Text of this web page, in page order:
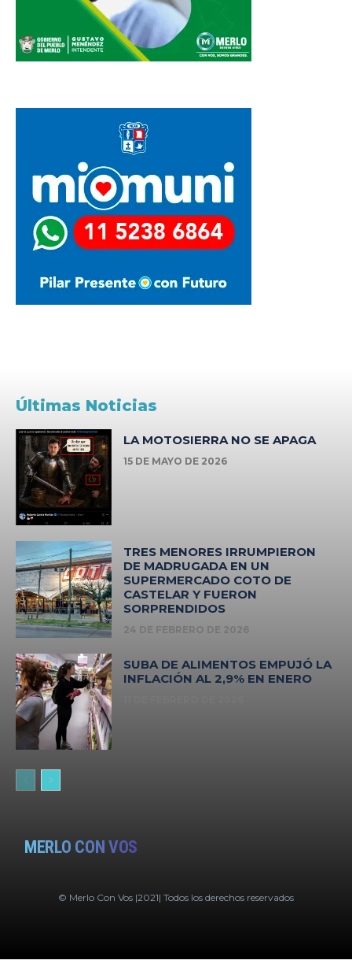
Últimas Noticias
LA MOTOSIERRA NO SE APAGA
15 DE MAYO DE 2026
TRES MENORES IRRUMPIERON
DE MADRUGADA EN UN
SUPERMERCADO COTO DE
CASTELAR Y FUERON
SORPRENDIDOS
24 DE FEBRERO DE 2026
SUBA DE ALIMENTOS EMPUJÓ LA
INFLACIÓN AL 2,9% EN ENERO
MERLO CON VOS
© Merlo Con Vos |2021| Todos los derechos reservados